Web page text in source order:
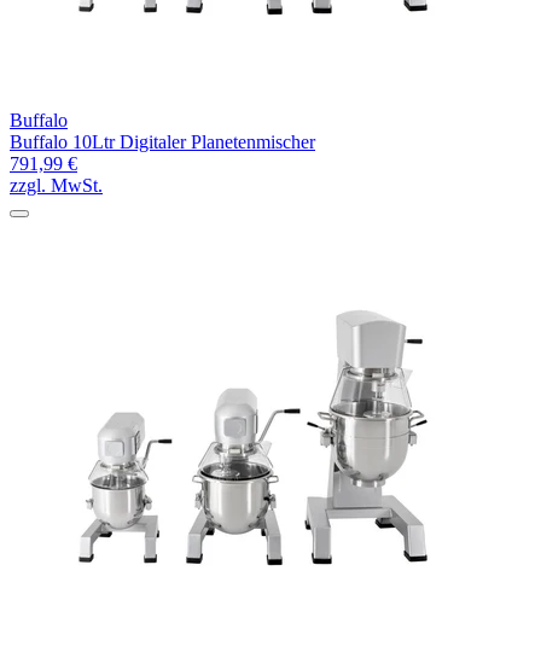
Buffalo
Buffalo 10Ltr Digitaler Planetenmischer
791,99 €
zzgl. MwSt.